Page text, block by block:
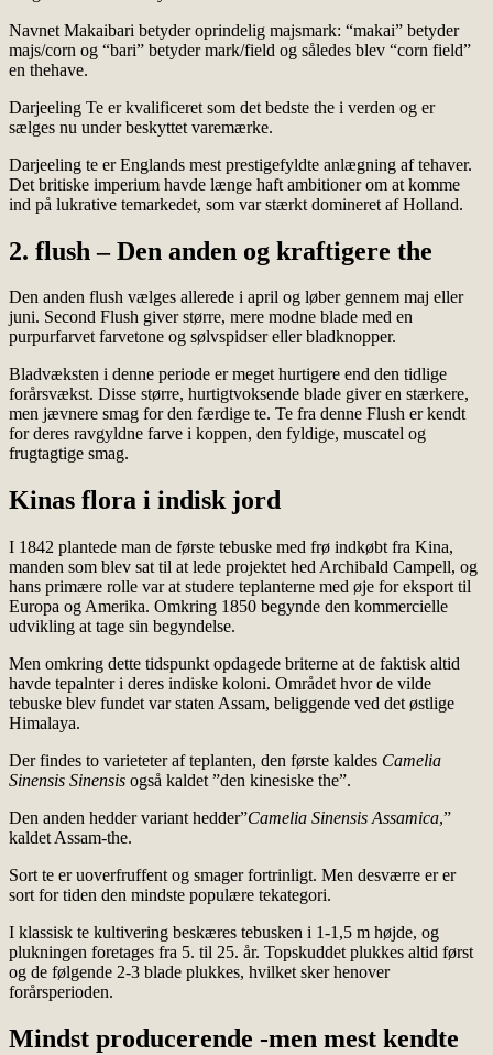
Navnet Makaibari betyder oprindelig majsmark: “makai” betyder
majs/corn og “bari” betyder mark/field og således blev “corn field”
en thehave.
Darjeeling Te er kvalificeret som det bedste the i verden og er
sælges nu under beskyttet varemærke.
Darjeeling te er Englands mest prestigefyldte anlægning af tehaver.
Det britiske imperium havde længe haft ambitioner om at komme
ind på lukrative temarkedet, som var stærkt domineret af Holland.
2. flush – Den anden og kraftigere the
Den anden flush vælges allerede i april og løber gennem maj eller
juni. Second Flush giver større, mere modne blade med en
purpurfarvet farvetone og sølvspidser eller bladknopper.
Bladvæksten i denne periode er meget hurtigere end den tidlige
forårsvækst. Disse større, hurtigtvoksende blade giver en stærkere,
men jævnere smag for den færdige te. Te fra denne Flush er kendt
for deres ravgyldne farve i koppen, den fyldige, muscatel og
frugtagtige smag.
Kinas flora i indisk jord
I 1842 plantede man de første tebuske med frø indkøbt fra Kina,
manden som blev sat til at lede projektet hed Archibald Campell, og
hans primære rolle var at studere teplanterne med øje for eksport til
Europa og Amerika. Omkring 1850 begynde den kommercielle
udvikling at tage sin begyndelse.
Men omkring dette tidspunkt opdagede briterne at de faktisk altid
havde tepalnter i deres indiske koloni. Området hvor de vilde
tebuske blev fundet var staten Assam, beliggende ved det østlige
Himalaya.
Der findes to varieteter af teplanten, den første kaldes Camelia
Sinensis Sinensis også kaldet ”den kinesiske the”.
Den anden hedder variant hedder”Camelia Sinensis Assamica,”
kaldet Assam-the.
Sort te er uoverfruffent og smager fortrinligt. Men desværre er er
sort for tiden den mindste populære tekategori.
I klassisk te kultivering beskæres tebusken i 1-1,5 m højde, og
plukningen foretages fra 5. til 25. år. Topskuddet plukkes altid først
og de følgende 2-3 blade plukkes, hvilket sker henover
forårsperioden.
Mindst producerende -men mest kendte